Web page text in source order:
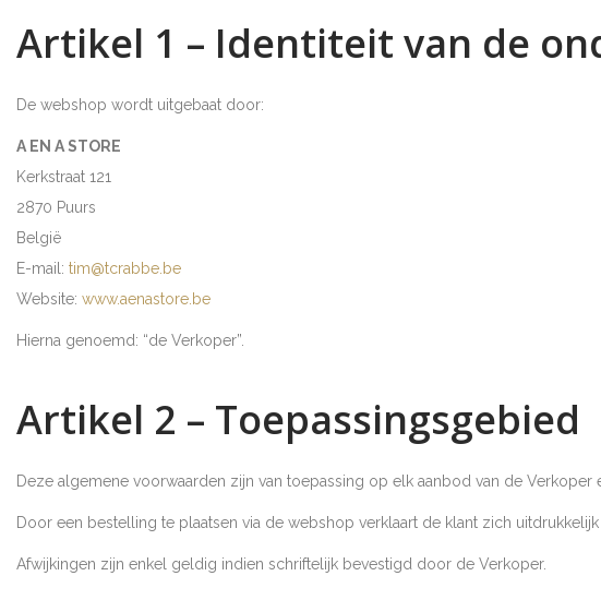
Artikel 1 – Identiteit van de
De webshop wordt uitgebaat door:
A EN A STORE
Kerkstraat 121
2870 Puurs
België
E-mail: tim@tcrabbe.be
Website: www.aenastore.be
Hierna genoemd: “de Verkoper”.
Artikel 2 – Toepassingsgebied
Deze algemene voorwaarden zijn van toepassing op elk aanbod van de
Door een bestelling te plaatsen via de webshop verklaart de klant zich
Afwijkingen zijn enkel geldig indien schriftelijk bevestigd door de Verkoper.